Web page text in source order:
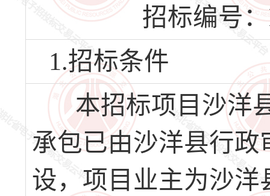
招标编号：
1.招标条件
本招标项目沙洋县
承包已由沙洋县行政
设，项目业主为沙